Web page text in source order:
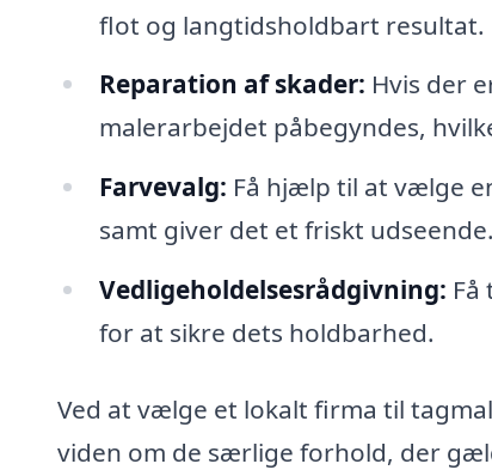
flot og langtidsholdbart resultat.
Reparation af skader: Hvis der
malerarbejdet påbegyndes,
Farvevalg: Få hjælp til at vælge
samt giver det et friskt udseende.
Vedligeholdelsesrådgivning:
for at sikre dets holdbarhed.
Ved at vælge et lokalt firma til
viden om de særlige forhold, der